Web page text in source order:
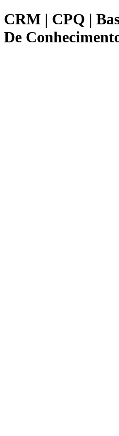
CRM | CPQ |
De